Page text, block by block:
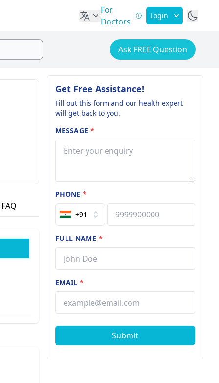
For
Doctors
Login
Ask FREE Question
FAQ
Get Free Assistance!
Fill out this form and our health expert
will get back to you.
MESSAGE *
PHONE*
+91
FULL NAME *
EMAIL*
Submit